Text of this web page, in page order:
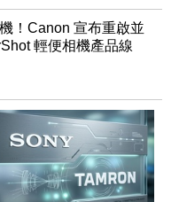
！Canon 宣布重啟並
輕便相機產品線